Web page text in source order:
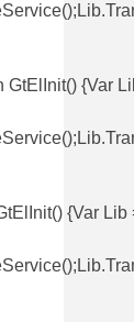
GtElInit() {var
{var Lib